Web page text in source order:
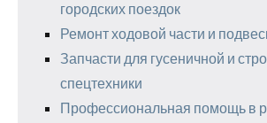
городских поездок
Ремонт ходовой части и
Запчасти для гусеничной и
спецтехники
Профессиональная помощь в